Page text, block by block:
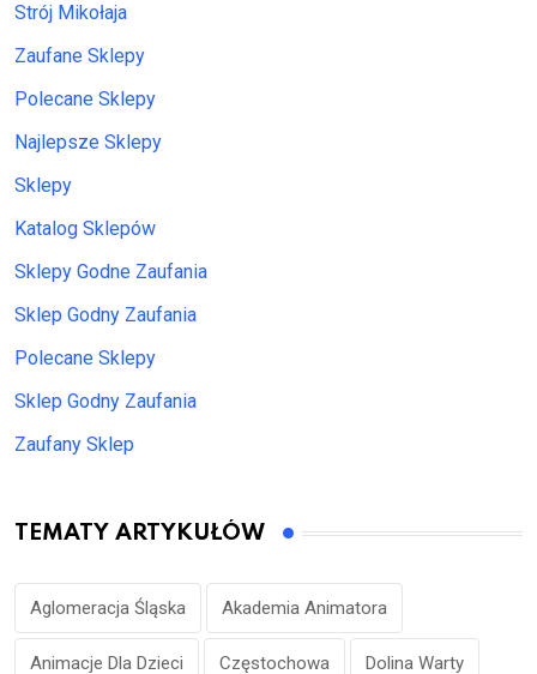
Strój Mikołaja
Zaufane Sklepy
Polecane Sklepy
Najlepsze Sklepy
Sklepy
Katalog Sklepów
Sklepy Godne Zaufania
Sklep Godny Zaufania
Polecane Sklepy
Sklep Godny Zaufania
Zaufany Sklep
TEMATY ARTYKUŁÓW
Aglomeracja Śląska Akademia Animatora
Animacje Dla Dzieci Częstochowa Dolina Warty